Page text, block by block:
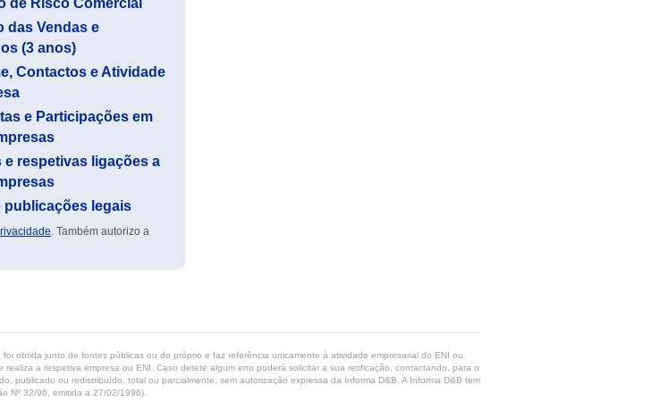
de Risco Comercial
das Vendas e
(3 anos)
Contactos e Atividade
e Participações em
e respetivas ligações a
publicações legais
. Também autorizo a
obtida junto de fontes públicas ou do próprio e faz referência unicamente à atividade empresarial do ENI ou
a respetiva empresa ou ENI. Caso detete algum erro poderá solicitar a sua retificação, contactando, para o
publicado ou redistribuído, total ou parcialmente, sem autorização expressa da Informa D&B. A Informa D&B tem
Nº 32/96, emitida a 27/02/1996).